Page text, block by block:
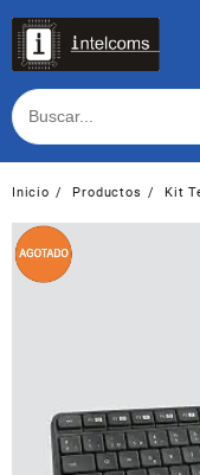
contenido
Inicio Productos Kit